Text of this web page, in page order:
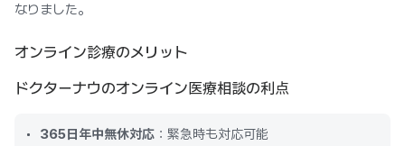
なりました。
オンライン診療のメリット
ドクターナウのオンライン医療相談の利点
365日年中無休対応 ：緊急時も対応可能